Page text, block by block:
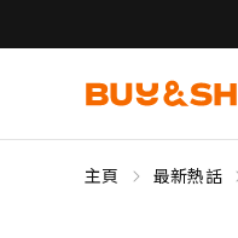
主頁 最新熱話